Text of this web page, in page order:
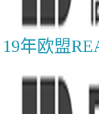
19年欧盟